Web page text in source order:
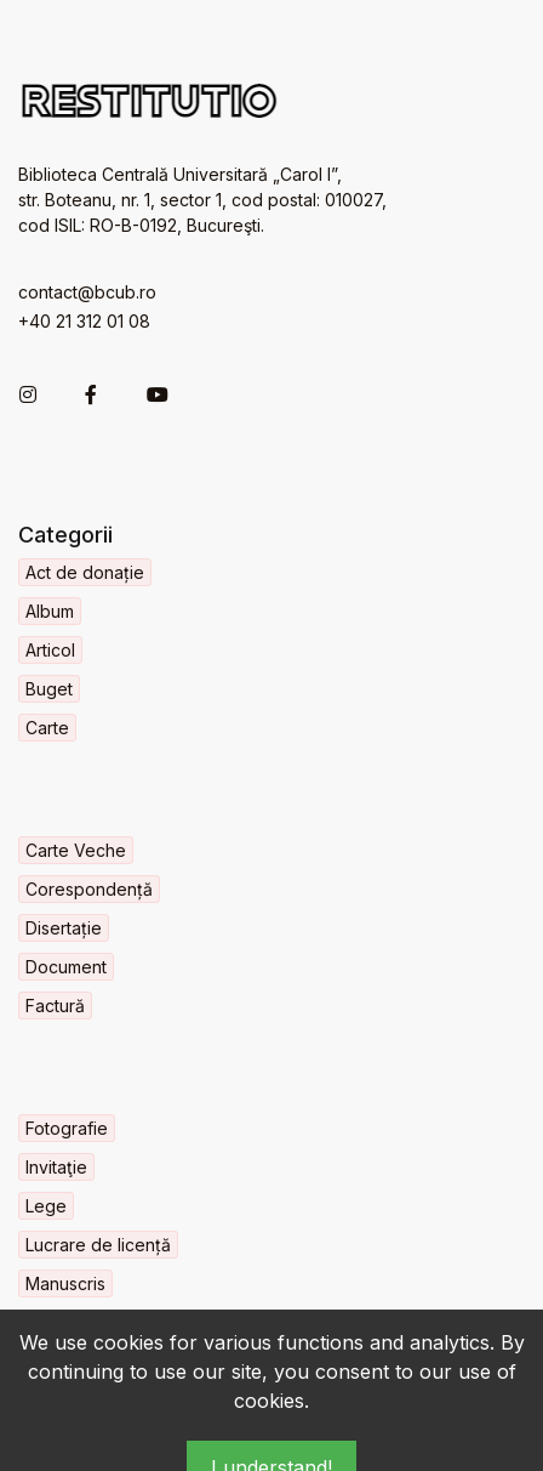
We use cookies for various functions and analytics. By
continuing to use our site, you consent to our use of
cookies.
Biblioteca Centrală Universitară „Carol I”,
str. Boteanu, nr. 1, sector 1, cod postal: 010027,
cod ISIL: RO-B-0192, Bucureşti.
contact@bcub.ro
+40 21 312 01 08
Categorii
Act de donație
Album
Articol
Buget
Carte
Carte Veche
Corespondență
Disertație
Document
Factură
Fotografie
Invitaţie
Lege
Lucrare de licență
Manuscris
© 2022-2026 • BCU „Carol I” - All rights reserved.